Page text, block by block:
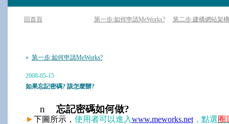
回首頁 第一步:如何申請MeWorks? 第二步:建構網站架構
» 第一步:如何申請MeWorks?
2008-05-15
如果忘記密碼? 該怎麼辦?
n 忘記密碼如何做?
►下圖所示， 使用者可以進入www.meworks.net，點選圈